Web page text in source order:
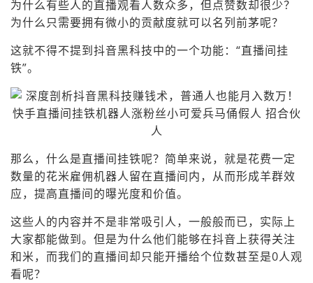
为什么有些人的直播观看人数众多，但点赞数却很少？
为什么只需要拥有微小的贡献度就可以名列前茅呢？
这就不得不提到抖音黑科技中的一个功能：“直播间挂
铁”。
那么，什么是直播间挂铁呢？简单来说，就是花费一定
数量的花米雇佣机器人留在直播间内，从而形成羊群效
应，提高直播间的曝光度和价值。
这些人的内容并不是非常吸引人，一般般而已，实际上
大家都能做到。但是为什么他们能够在抖音上获得关注
和米，而我们的直播间却只能开播给个位数甚至是0人观
看呢？